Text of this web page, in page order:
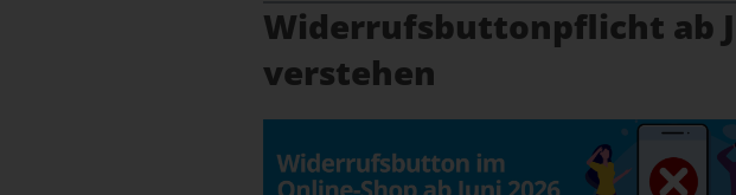
Widerrufsbuttonpflicht ab
verstehen